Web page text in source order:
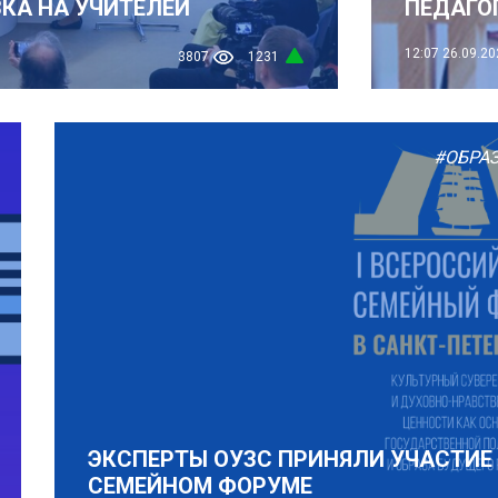
НА УЧИТЕЛЕЙ
3807 1231 12:07
ЭКСПЕРТЫ ОУЗС ПРИНЯЛИ
СЕМЕЙНОМ ФОРУМЕ